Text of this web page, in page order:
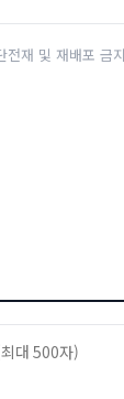
재 및 재배포 금지